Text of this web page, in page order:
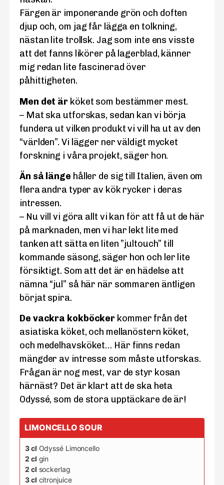
Färgen är imponerande grön och doften
djup och, om jag får lägga en tolkning,
nästan lite trollsk. Jag som inte ens visste
att det fanns likörer på lagerblad, känner
mig redan lite fascinerad över
påhittigheten.
Men det är köket som bestämmer mest.
– Mat ska utforskas, sedan kan vi börja
fundera ut vilken produkt vi vill ha ut av den
“världen”. Vi lägger ner väldigt mycket
forskning i våra projekt, säger hon.
Än så länge håller de sig till Italien, även om
flera andra typer av kök rycker i deras
intressen.
– Nu vill vi göra allt vi kan för att få ut de här
på marknaden, men vi har lekt lite med
tanken att sätta en liten ”jultouch” till
kommande säsong, säger hon och ler lite
försiktigt. Som att det är en hädelse att
nämna “jul” så här när sommaren äntligen
börjat spira.
De vackra kokböcker kommer från det
asiatiska köket, och mellanöstern köket,
och medelhavsköket… Här finns redan
mängder av intresse som måste utforskas.
Frågan är nog mest, var de styr kosan
härnäst? Det är klart att de ska heta
Odyssé, som de stora upptäckare de är!
LIMONCELLO SOUR
3 cl Odyssé Limoncello
2 cl gin
2 cl sockerlag
3 cl citronjuice